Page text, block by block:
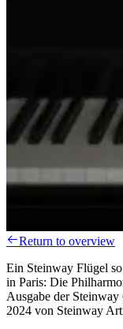
Return to overview
Ein Steinway Flügel
in Paris: Die
Ausgabe der
2024 von Steinway